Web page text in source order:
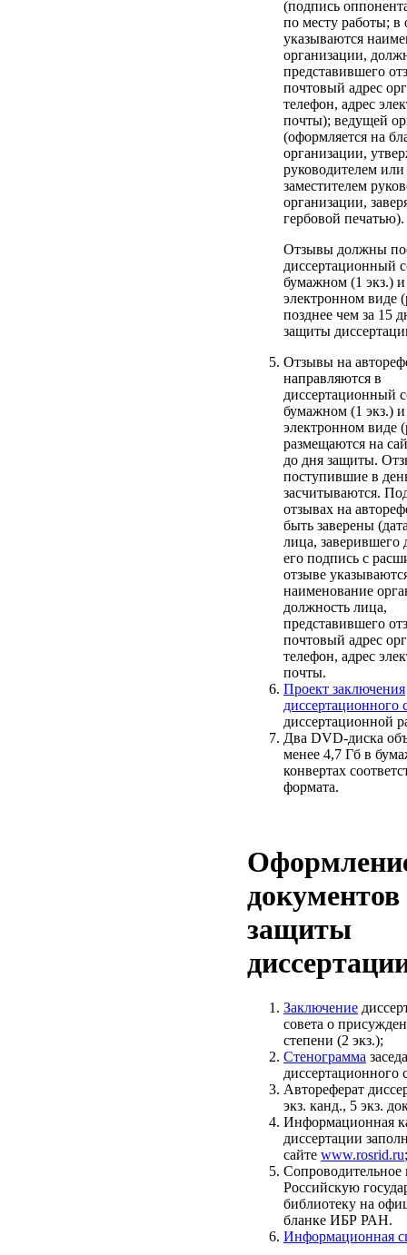
(подпись
по месту работы; в
указываются
организации,
представившего
почтовый адрес
телефон, адрес
почты); ведущей
(оформляется на
организации,
руководителем или
заместителем
организации,
гербовой печатью).
Отзывы должны
диссертационный
бумажном (1 экз.) и
электронном виде
позднее чем за 15
защиты
Отзывы на
направляются в
диссертационный
бумажном (1 экз.) и
электронном виде
размещаются на
до дня защиты.
поступившие в
засчитываются.
отзывах на
быть заверены
лица, заверившего
его подпись с
отзыве
наименование
должность лица,
представившего
почтовый адрес
телефон, адрес
почты.
Проект заключения
диссертационного
диссертационной
Два DVD-диска
менее 4,7 Гб в
конвертах
формата.
документов
защиты
Заключение
совета о
степени (2 экз.);
Стенограмма
диссертационного
Автореферат
экз. канд., 5 экз.
Информационная
диссертации
сайте www.rosrid.ru;
Сопроводительное
Российскую
библиотеку на
бланке ИБР РАН.
Информационная